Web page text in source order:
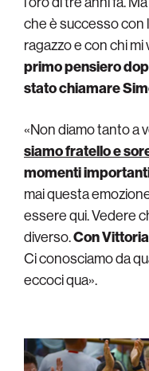
che è successo con
ragazzo e con chi mi
primo pensiero
stato chiamare
«Non diamo tanto a
siamo fratello e
momenti
mai questa
essere qui. Vedere
diverso.Con
Ci conosciamo da
eccoci qua».